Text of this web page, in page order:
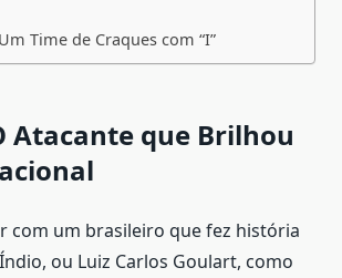
Time de Craques com “I”
Atacante que Brilhou
com um brasileiro que fez história
ou Luiz Carlos Goulart, como